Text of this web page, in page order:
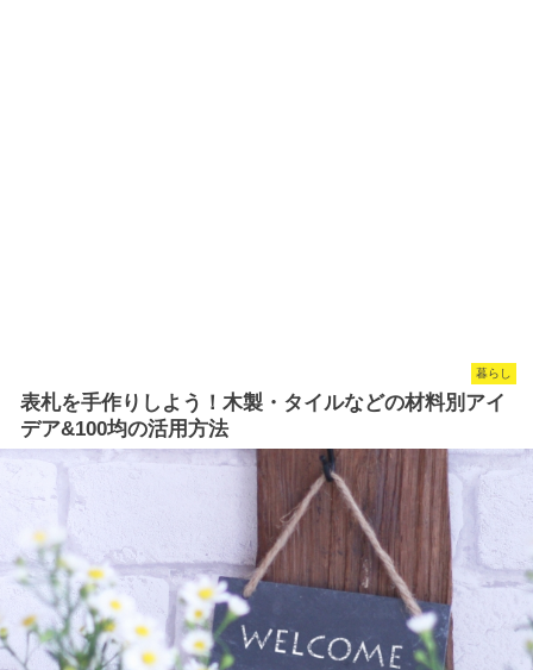
暮らし
表札を手作りしよう！木製・タイルなどの材料別アイ
デア&100均の活用方法